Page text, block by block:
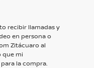
recibir llamadas y
en persona o
Zitácuaro al
que mi
la compra.